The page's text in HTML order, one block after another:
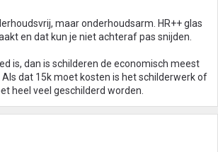
maar onderhoudsarm. HR++ glas
en dat kun je niet achteraf pas snijden.
is, dan is schilderen de economisch meest
dat 15k moet kosten is het schilderwerk of
heel veel geschilderd worden.